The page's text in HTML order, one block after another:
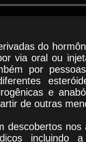
do
via oral ou
por
e
de outras
descobertos
incluindo